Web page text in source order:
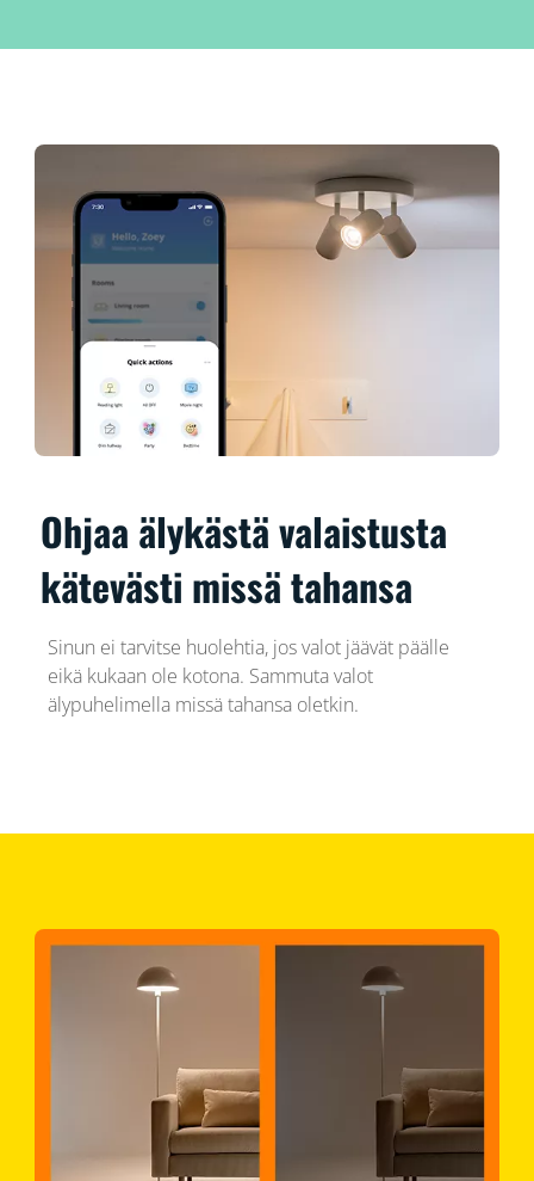
Ohjaa älykästä valaistusta
kätevästi missä tahansa
Sinun ei tarvitse huolehtia, jos valot jäävät päälle
eikä kukaan ole kotona. Sammuta valot
älypuhelimella missä tahansa oletkin.